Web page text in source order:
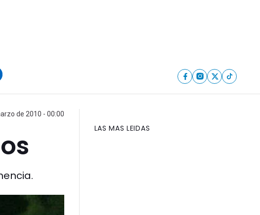
de 2010 - 00:00
LAS MAS LEIDAS